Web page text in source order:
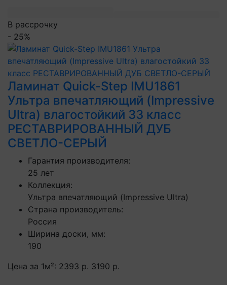
В рассрочку
- 25%
Ламинат Quick-Step IMU1861
Ультра впечатляющий (Impressive
Ultra) влагостойкий 33 класс
РЕСТАВРИРОВАННЫЙ ДУБ
СВЕТЛО-СЕРЫЙ
Гарантия производителя:
25 лет
Коллекция:
Ультра впечатляющий (Impressive Ultra)
Страна производитель:
Россия
Ширина доски, мм:
190
Цена за 1м²: 2393 р. 3190 р.